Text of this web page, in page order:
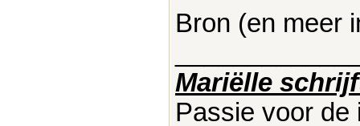
Bron (en meer
Mariëlle
Passie voor de